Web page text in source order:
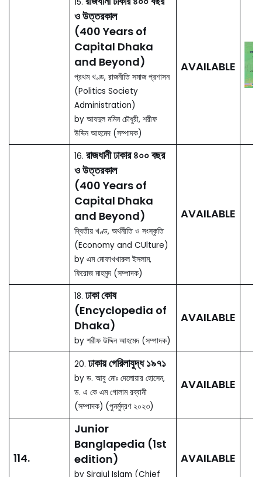
by Ahmed Hasan Dani,
Editor Abdul Momin
Chowdhury
03.Dhaka: A
selected
Bibliography (ঢাকা
গ্রন্থপঞ্জি)
by Sharif uddin Ahmed,
A K M Golam Rabbani
(Editors)
04.A Sketch of the
Topography &
Statistics of
Dacca
by James Tailor, Editor
Sirajul Islam
05.
ঢাকাই উপভাষা প্রবাদ-
প্রবচন কৌতুক ছড়া
by ফিরোজা ইয়াসমীন (সম্পাদক)
06.Environment of
Capital Dhaka:
Plants Wildlife Gardens